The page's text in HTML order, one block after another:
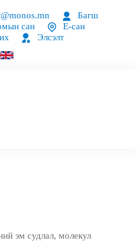
Багш
сан
Е-сан
Элсэлт
эм судлал, молекул